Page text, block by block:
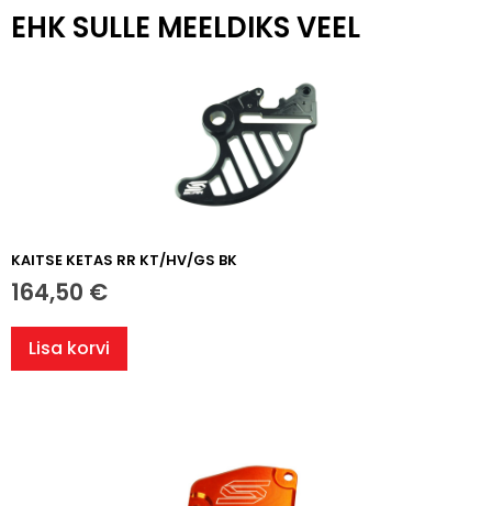
EHK SULLE MEELDIKS VEEL
KAITSE KETAS RR KT/HV/GS BK
164,50 €
Lisa korvi